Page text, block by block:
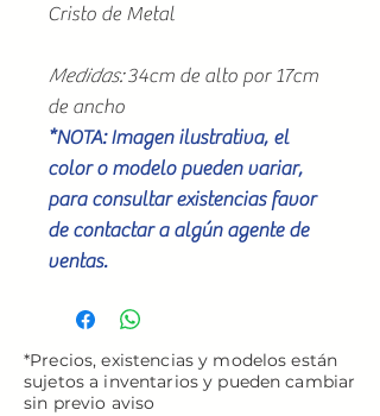
Cristo de Metal
Medidas:34cm de alto por 17cm
de ancho
*NOTA: Imagen ilustrativa, el
color o modelo pueden variar,
para consultar existencias favor
de contactar a algún agente de
ventas.
*Precios, existencias y modelos están
sujetos a inventarios y pueden cambiar
sin previo aviso